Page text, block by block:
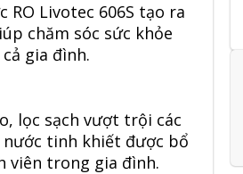
RO Livotec 606S tạo ra
chăm sóc sức khỏe
gia đình.
lọc sạch vượt trội các
tinh khiết được bổ
viên trong gia đình.